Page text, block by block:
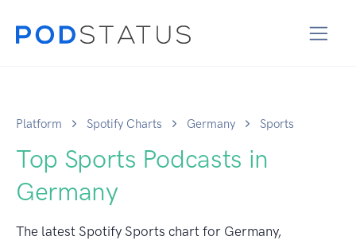
Platform Spotify Charts Germany Sports
Top Sports Podcasts in
Germany
The latest Spotify Sports chart for Germany,